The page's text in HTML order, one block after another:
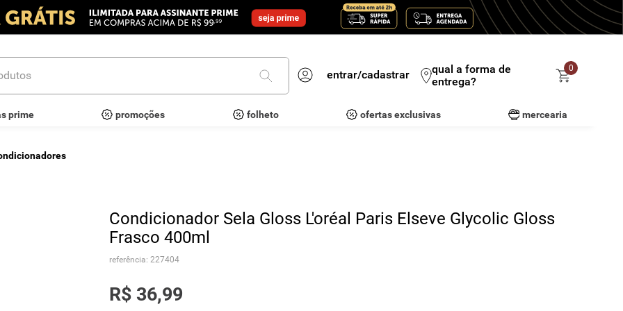
entrar/cadastrar
qual a forma de
entrega?
0
prime promoções folheto ofertas exclusivas mercearia
Condicionador Sela Gloss L'oréal Paris Elseve Glycolic Gloss
Frasco 400ml
referência:227404
R$ 36,99